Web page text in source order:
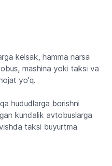
kelsak, hamma narsa
mashina yoki taksi va
yo'q.
hududlarga borishni
kundalik avtobuslarga
taksi buyurtma